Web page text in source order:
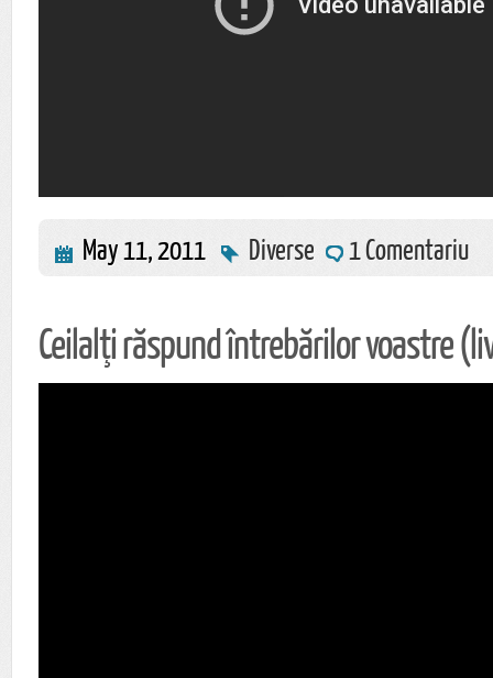
May 11, 2011 Diverse 1 Comentariu
Ceilalţi răspund întrebărilor voastre